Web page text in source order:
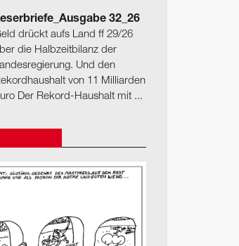
32_26
drückt aufs Land ff 29/26
die Halbzeitbilanz der
Und den
von 11 Milliarden
Der Rekord-Haushalt mit ...